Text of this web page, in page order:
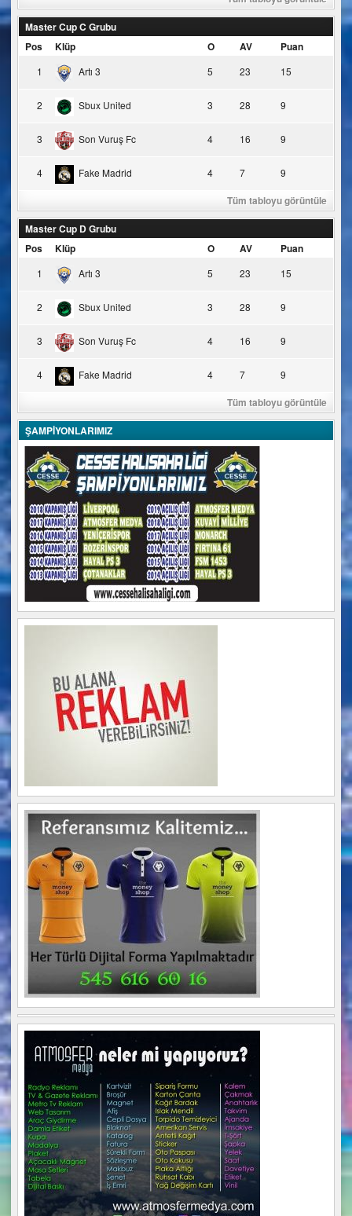
Master Cup C Grubu
Pos
Klüp O AV Puan
1 Artı 3 5 23 15
2 Sbux United 3 28 9
3 Son Vuruş Fc 4 16 9
4 Fake Madrid 4 7 9
Tüm tabloyu görüntüle
Master Cup D Grubu
Pos
Klüp O AV Puan
1 Artı 3 5 23 15
2 Sbux United 3 28 9
3 Son Vuruş Fc 4 16 9
4 Fake Madrid 4 7 9
Tüm tabloyu görüntüle
ŞAMPİYONLARIMIZ